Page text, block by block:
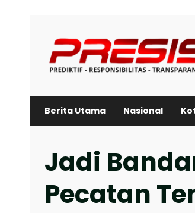
content
Berita Utama Nasional
Jadi
Pecatan